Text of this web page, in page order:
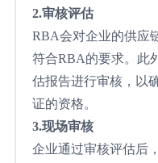
2.审核评估
RBA会对企业的供应
符合RBA的要求。此
估报告进行审核，以
证的资格。
3.现场审核
企业通过审核评估后